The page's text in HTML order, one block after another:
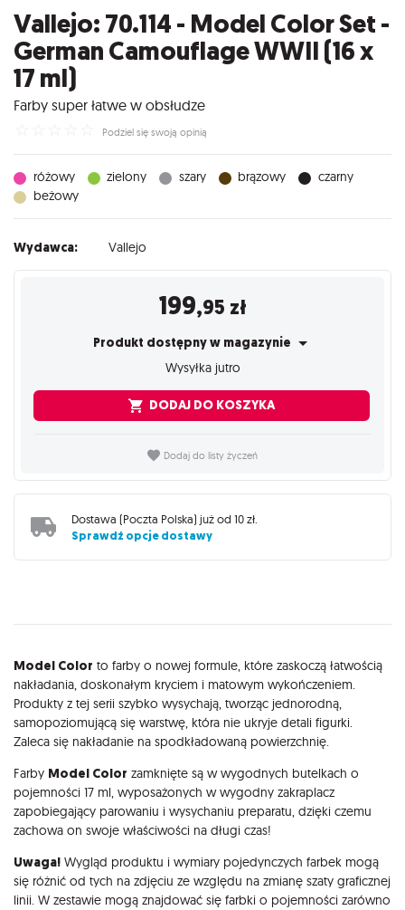
Vallejo: 70.114 - Model Color Set -
German Camouflage WWII (16 x
17 ml)
Farby super łatwe w obsłudze
Podziel się swoją opinią
różowy zielony szary brązowy
czarny
beżowy
Wydawca: Vallejo
199,95 zł
Produkt dostępny w magazynie
Wysyłka jutro
DODAJ DO KOSZYKA
Dodaj do listy życzeń
Dostawa (Poczta Polska) już od 10 zł
Sprawdź opcje dostawy
Opis
Model Color to farby o nowej formule, które zaskoczą łatwością
nakładania, doskonałym kryciem i matowym wykończeniem.
Produkty z tej serii szybko wysychają, tworząc jednorodną,
samopoziomującą się warstwę, która nie ukryje detali figurki.
Zaleca się nakładanie na spodkładowaną powierzchnię.
Farby Model Color zamknięte są w wygodnych butelkach o
pojemności 17 ml, wyposażonych w wygodny zakraplacz
zapobiegający parowaniu i wysychaniu preparatu, dzięki czemu
zachowa on swoje właściwości na długi czas!
Uwaga! Wygląd produktu i wymiary pojedynczych farbek mogą
się różnić od tych na zdjęciu ze względu na zmianę szaty graficznej
linii. W zestawie mogą znajdować się farbki o pojemności zarówno